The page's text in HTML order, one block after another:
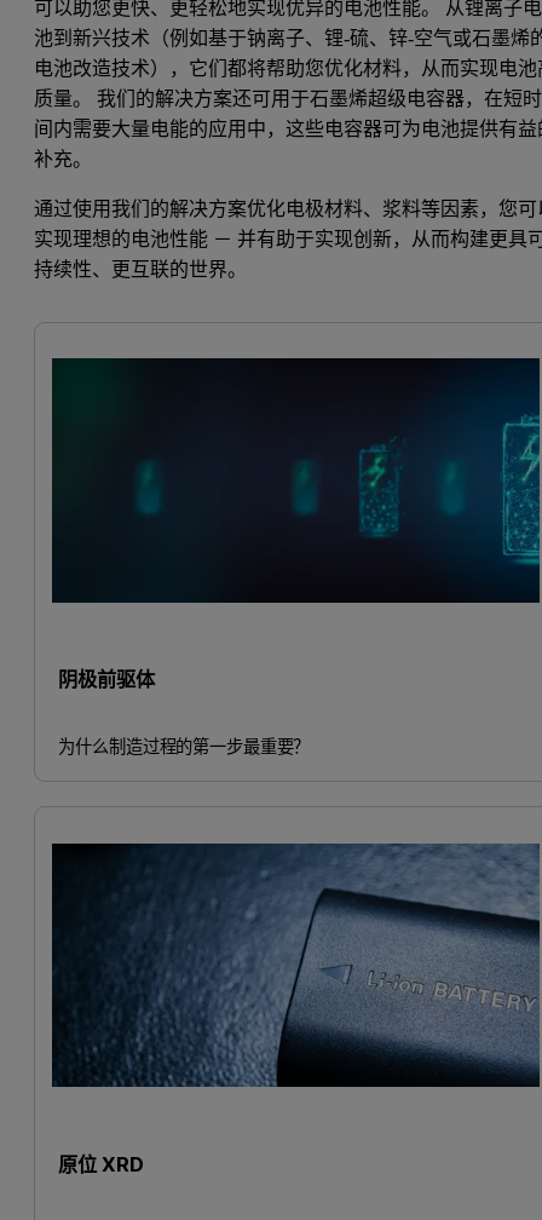
可以助您更快、更轻松地实现优异的电池性能。 从锂离子电
池到新兴技术（例如基于钠离子、锂-硫、锌-空气或石墨烯
电池改造技术），它们都将帮助您优化材料，从而实现电池
质量。 我们的解决方案还可用于石墨烯超级电容器，在短时
间内需要大量电能的应用中，这些电容器可为电池提供有益
补充。
通过使用我们的解决方案优化电极材料、浆料等因素，您可
实现理想的电池性能 － 并有助于实现创新，从而构建更具
持续性、更互联的世界。
阴极前驱体
为什么制造过程的第一步最重要？
原位 XRD